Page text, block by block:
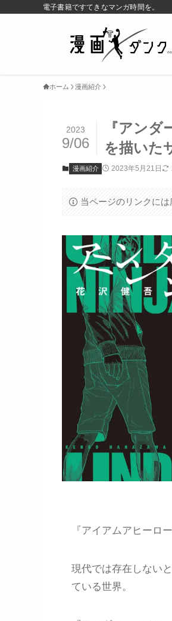
電子書籍ですてきなマンガ時間を。
ホーム 漫画紹介
『アン
を描いた
2023
9/06
漫画紹介 2023年5月21日
当ページのリンクには
『アイアムアヒーロ
現代では存在しない
ている世界。